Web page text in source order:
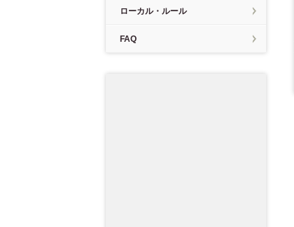
ローカル・ルール
FAQ